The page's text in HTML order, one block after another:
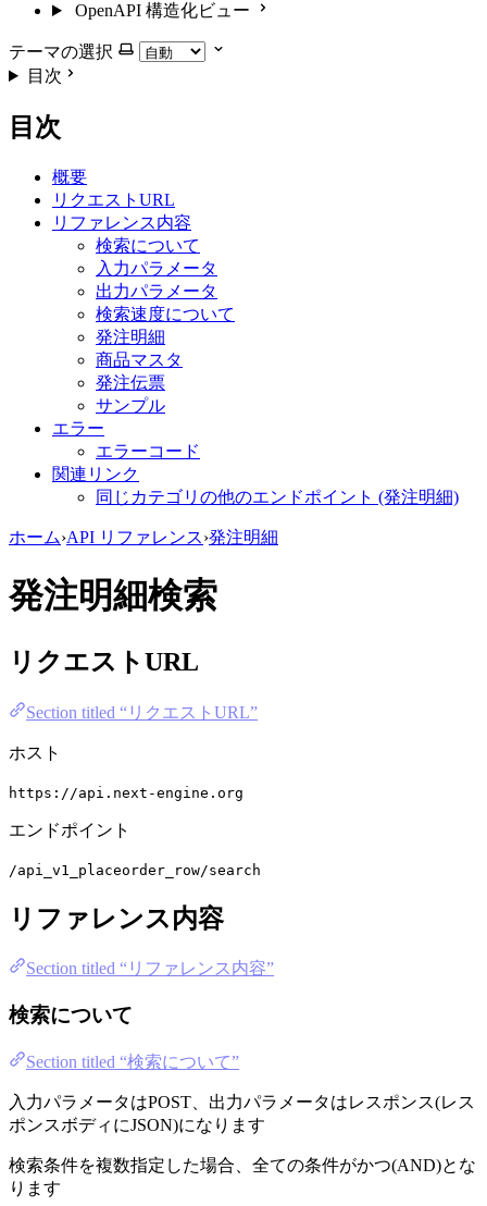
OpenAPI 構造化ビュー
テーマの選択
目次
目次
概要
リクエストURL
リファレンス内容
検索について
入力パラメータ
出力パラメータ
検索速度について
発注明細
商品マスタ
発注伝票
サンプル
エラー
エラーコード
関連リンク
同じカテゴリの他のエンドポイント (発注明細)
ホーム›API リファレンス›発注明細
発注明細検索
リクエストURL
Section titled “リクエストURL”
ホスト
https://api.next-engine.org
エンドポイント
/api_v1_placeorder_row/search
リファレンス内容
Section titled “リファレンス内容”
検索について
Section titled “検索について”
入力パラメータはPOST、出力パラメータはレスポンス(レス
ポンスボディにJSON)になります
検索条件を複数指定した場合、全ての条件がかつ(AND)とな
ります